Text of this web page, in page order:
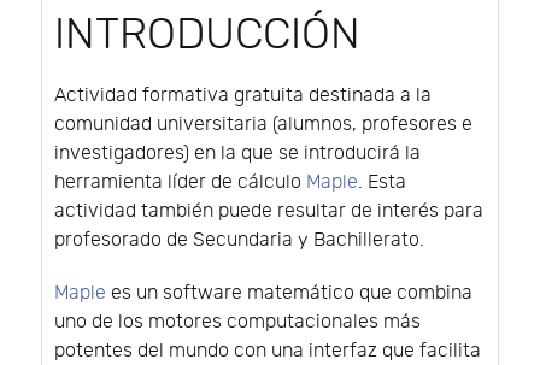
INTRODUCCIÓN
Actividad formativa gratuita destinada a la
comunidad universitaria (alumnos, profesores e
investigadores) en la que se introducirá la
herramienta líder de cálculo Maple. Esta
actividad también puede resultar de interés para
profesorado de Secundaria y Bachillerato.
Maple es un software matemático que combina
uno de los motores computacionales más
potentes del mundo con una interfaz que facilita